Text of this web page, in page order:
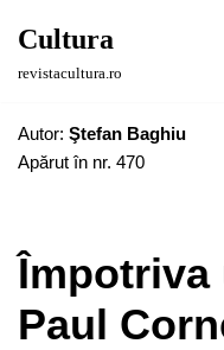
Sari
Cultura
revistacultura.ro
Autor: Ştefan Baghiu
Apărut în nr. 470
Paul